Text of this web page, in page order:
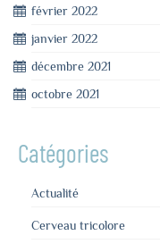
février 2022
janvier 2022
décembre 2021
octobre 2021
Catégories
Actualité
Cerveau tricolore